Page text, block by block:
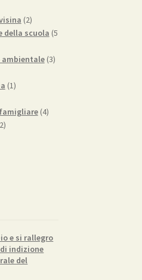
22
prodotti
della scuola 5
ambientale 33
11
44
2
e si rallegro
indizione
del